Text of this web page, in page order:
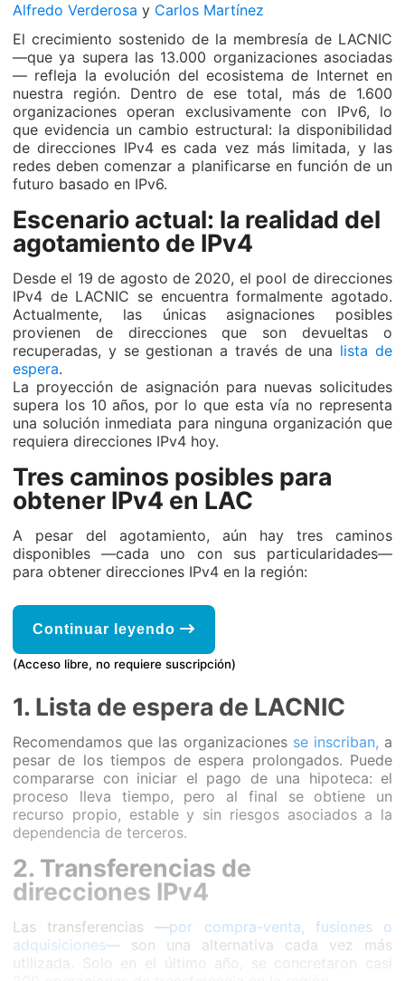
Alfredo Verderosa y Carlos Martínez
El crecimiento sostenido de la membresía de LACNIC
—que ya supera las 13.000 organizaciones asociadas
— refleja la evolución del ecosistema de Internet en
nuestra región. Dentro de ese total, más de 1.600
organizaciones operan exclusivamente con IPv6, lo
que evidencia un cambio estructural: la disponibilidad
de direcciones IPv4 es cada vez más limitada, y las
redes deben comenzar a planificarse en función de un
futuro basado en IPv6.
Escenario actual: la realidad del
agotamiento de IPv4
Desde el 19 de agosto de 2020, el pool de direcciones
IPv4 de LACNIC se encuentra formalmente agotado.
Actualmente, las únicas asignaciones posibles
provienen de direcciones que son devueltas o
recuperadas, y se gestionan a través de una lista de
espera.
La proyección de asignación para nuevas solicitudes
supera los 10 años, por lo que esta vía no representa
una solución inmediata para ninguna organización que
requiera direcciones IPv4 hoy.
Tres caminos posibles para
obtener IPv4 en LAC
A pesar del agotamiento, aún hay tres caminos
disponibles —cada uno con sus particularidades—
para obtener direcciones IPv4 en la región:
Continuar leyendo
(Acceso libre, no requiere suscripción)
1. Lista de espera de LACNIC
Recomendamos que las organizaciones se inscriban, a
pesar de los tiempos de espera prolongados. Puede
compararse con iniciar el pago de una hipoteca: el
proceso lleva tiempo, pero al final se obtiene un
recurso propio, estable y sin riesgos asociados a la
dependencia de terceros.
2. Transferencias de
direcciones IPv4
Las transferencias —por compra-venta, fusiones o
adquisiciones — son una alternativa cada vez más
utilizada. Solo en el último año, se concretaron casi